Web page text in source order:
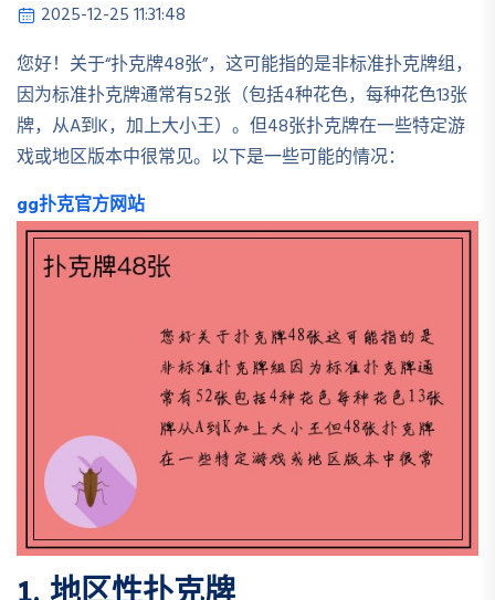
2025-12-25 11:31:48
您好！关于“扑克牌48张”，这可能指的是非标准扑克牌组，
因为标准扑克牌通常有52张（包括4种花色，每种花色13张
牌，从A到K，加上大小王）。但48张扑克牌在一些特定游
戏或地区版本中很常见。以下是一些可能的情况：
gg扑克官方网站
1. 地区性扑克牌